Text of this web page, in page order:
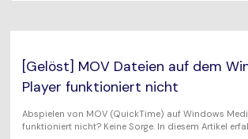
Bild
Videoformat
Kameranutzer
und GPUs.
Updates von UniConverter
Die neuesten Produktnachrichten und
Suche
[Gelöst] MOV Dateien auf dem
Player funktioniert nicht
Abspielen von MOV (QuickTime) auf Windows
funktioniert nicht? Keine Sorge. In diesem Artikel